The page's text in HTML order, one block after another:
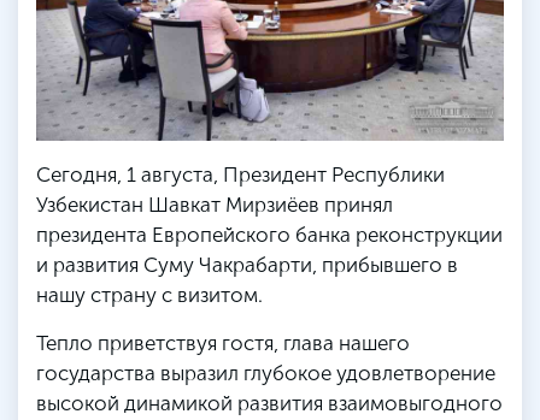
Сегодня, 1 августа, Президент Республики
Узбекистан Шавкат Мирзиёев принял
президента Европейского банка реконструкции
и развития Суму Чакрабарти, прибывшего в
нашу страну с визитом.
Тепло приветствуя гостя, глава нашего
государства выразил глубокое удовлетворение
высокой динамикой развития взаимовыгодного